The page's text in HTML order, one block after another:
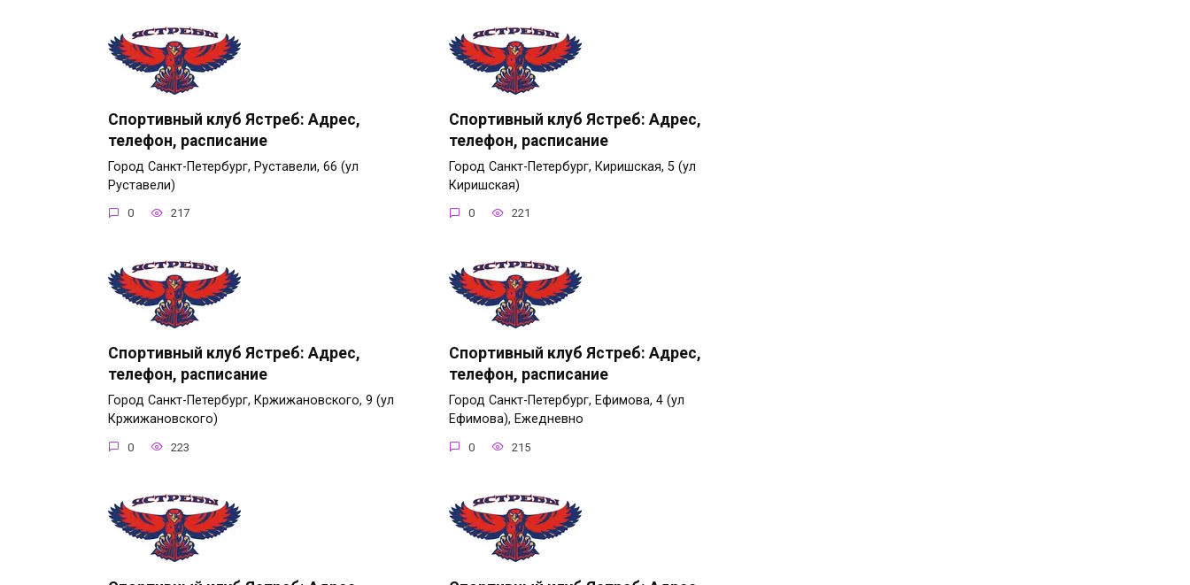
Спортивный клуб Ястреб: Адрес,
телефон, расписание
Город Санкт-Петербург, Руставели, 66 (ул
Руставели)
0 217
Спортивный клуб Ястреб: Адрес,
телефон, расписание
Город Санкт-Петербург, Киришская, 5 (ул
Киришская)
0 221
Спортивный клуб Ястреб: Адрес,
телефон, расписание
Город Санкт-Петербург, Кржижановского, 9 (ул
Кржижановского)
0 223
Спортивный клуб Ястреб: Адрес,
телефон, расписание
Город Санкт-Петербург, Ефимова, 4 (ул
Ефимова), Ежедневно
0 215